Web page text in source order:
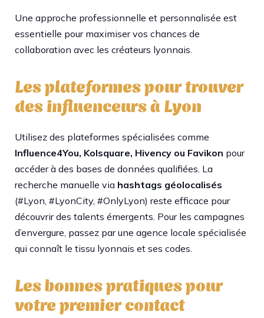
Une approche professionnelle et personnalisée est
essentielle pour maximiser vos chances de
collaboration avec les créateurs lyonnais.​
Les plateformes pour trouver
des influenceurs à Lyon
Utilisez des plateformes spécialisées comme
Influence4You, Kolsquare, Hivency ou Favikon pour
accéder à des bases de données qualifiées. La
recherche manuelle via hashtags géolocalisés
(#Lyon, #LyonCity, #OnlyLyon) reste efficace pour
découvrir des talents émergents. Pour les campagnes
d’envergure, passez par une agence locale spécialisée
qui connaît le tissu lyonnais et ses codes.​
Les bonnes pratiques pour
votre premier contact